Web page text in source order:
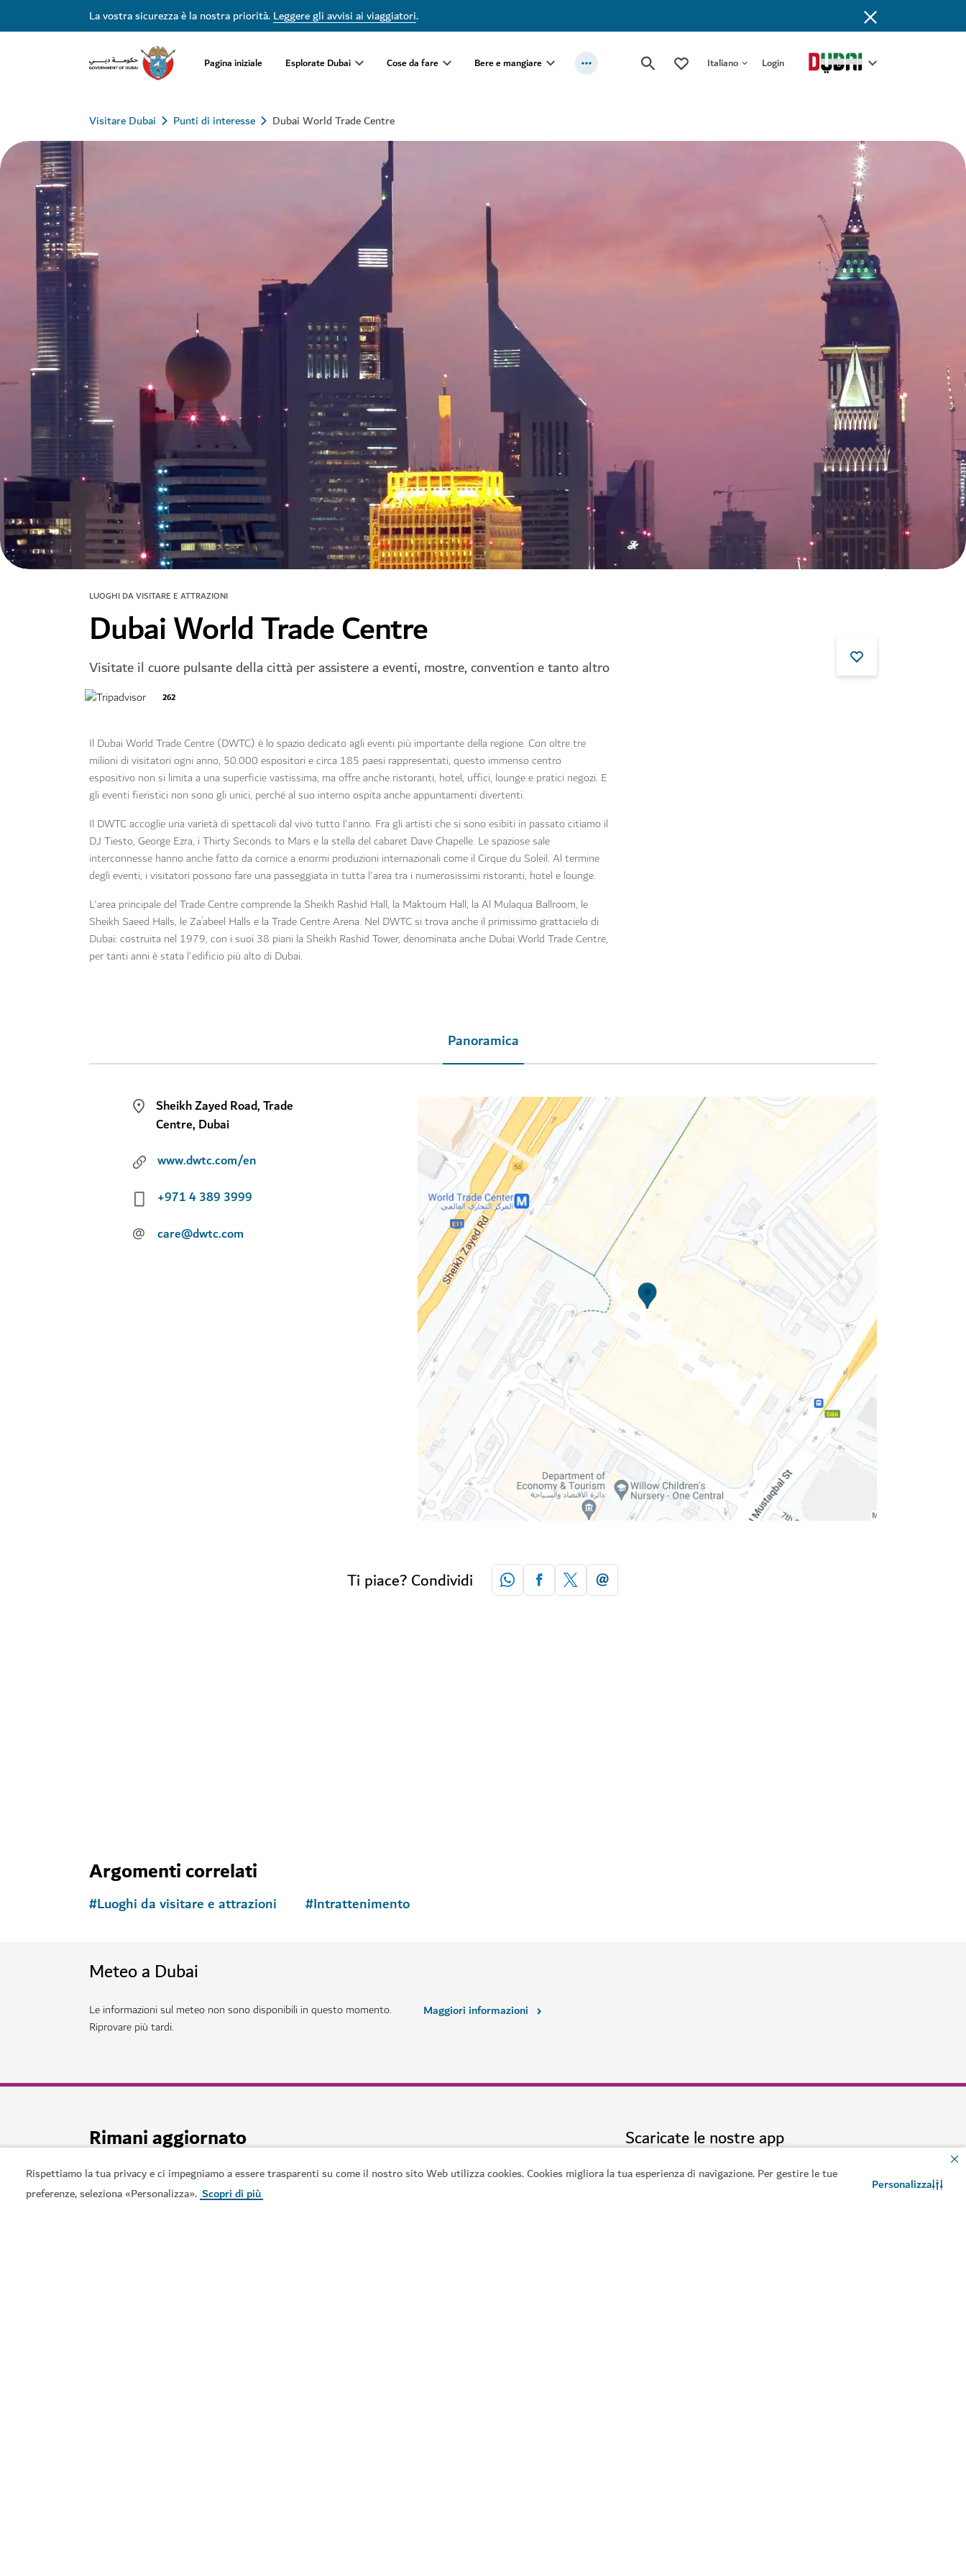
Rispettiamo la tua privacy e ci impegniamo a essere trasparenti su come il nostro sito Web utilizza cookies. Cookies migliora la tua esperienza di navigazione. Per gestire le tue
preferenze, seleziona «Personalizza». Scopri di più Personalizza
La vostra sicurezza è la nostra priorità.Leggere gli avvisi ai viaggiatori.
Pagina iniziale Esplorate Dubai Cose da fare Bere e mangiare Italiano Login
Visitare Dubai Punti di interesse Dubai World Trade Centre
LUOGHI DA VISITARE E ATTRAZIONI
Dubai World Trade Centre
Visitate il cuore pulsante della città per assistere a eventi, mostre, convention e tanto altro
262
Il Dubai World Trade Centre (DWTC) è lo spazio dedicato agli eventi più importante della regione. Con oltre tre
milioni di visitatori ogni anno, 50.000 espositori e circa 185 paesi rappresentati, questo immenso centro
espositivo non si limita a una superficie vastissima, ma offre anche ristoranti, hotel, uffici, lounge e pratici negozi. E
gli eventi fieristici non sono gli unici, perché al suo interno ospita anche appuntamenti divertenti.
Il DWTC accoglie una varietà di spettacoli dal vivo tutto l'anno. Fra gli artisti che si sono esibiti in passato citiamo il
DJ Tiesto, George Ezra, i Thirty Seconds to Mars e la stella del cabaret Dave Chapelle. Le spaziose sale
interconnesse hanno anche fatto da cornice a enormi produzioni internazionali come il Cirque du Soleil. Al termine
degli eventi, i visitatori possono fare una passeggiata in tutta l'area tra i numerosissimi ristoranti, hotel e lounge.
L'area principale del Trade Centre comprende la Sheikh Rashid Hall, la Maktoum Hall, la Al Mulaqua Ballroom, le
Sheikh Saeed Halls, le Za’abeel Halls e la Trade Centre Arena. Nel DWTC si trova anche il primissimo grattacielo di
Dubai: costruita nel 1979, con i suoi 38 piani la Sheikh Rashid Tower, denominata anche Dubai World Trade Centre,
per tanti anni è stata l'edificio più alto di Dubai.
Panoramica
Sheikh Zayed Road, Trade
Centre, Dubai
www.dwtc.com/en
+971 4 389 3999
@ care@dwtc.com
Ti piace? Condividi
SCELTO DAGLI ESPERTI
Ski Dubai
11,109 RECENSIONI
INTRATTENIMENTO